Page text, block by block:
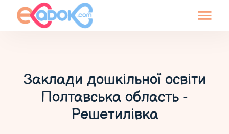
Заклади дошкільної освіти
Полтавська область -
Решетилівка